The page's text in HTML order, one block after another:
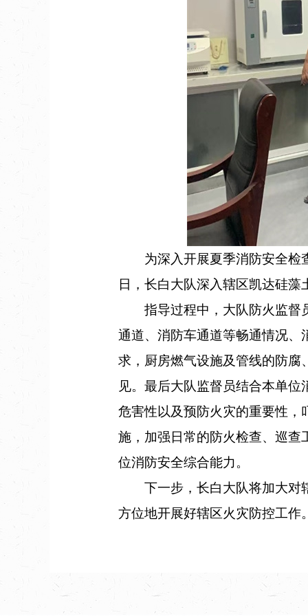
为深入开展夏季消防安全检查
日，长白大队深入辖区凯达硅
指导过程中，大队防火监督员
通道、消防车通道等畅通情况、
求，厨房燃气设施及管线的防腐
见。最后大队监督员结合本单
危害性以及预防火灾的重要性，
施，加强日常的防火检查、巡查
位消防安全综合能力。
下一步，长白大队将加大对辖
方位地开展好辖区火灾防控工作